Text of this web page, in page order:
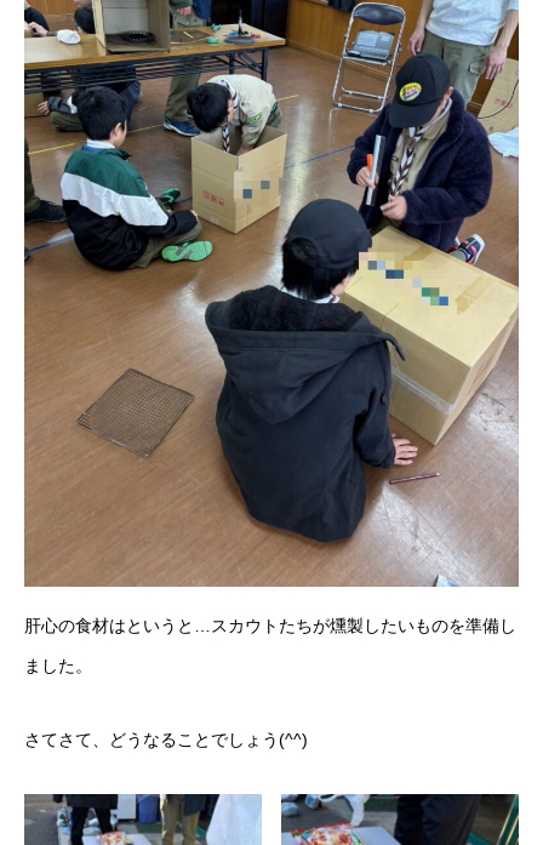
肝心の食材はというと…スカウトたちが燻製したいものを準備し
ました。
さてさて、どうなることでしょう(^^)